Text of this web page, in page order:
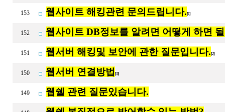
153 웹사이트 해킹관련 문의드립니다. [1]
152 웹사이트 DB정보를 알려면 어떻게 하면
151 웹서버 해킹및 보안에 관한 질문입니다. [2]
150 웹서버 연결방법 [1]
149 웹쉘 관련 질문있습니다.